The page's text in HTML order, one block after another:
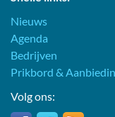
Nieuws
Agenda
Bedrijven
Prikbord &
Volg ons: